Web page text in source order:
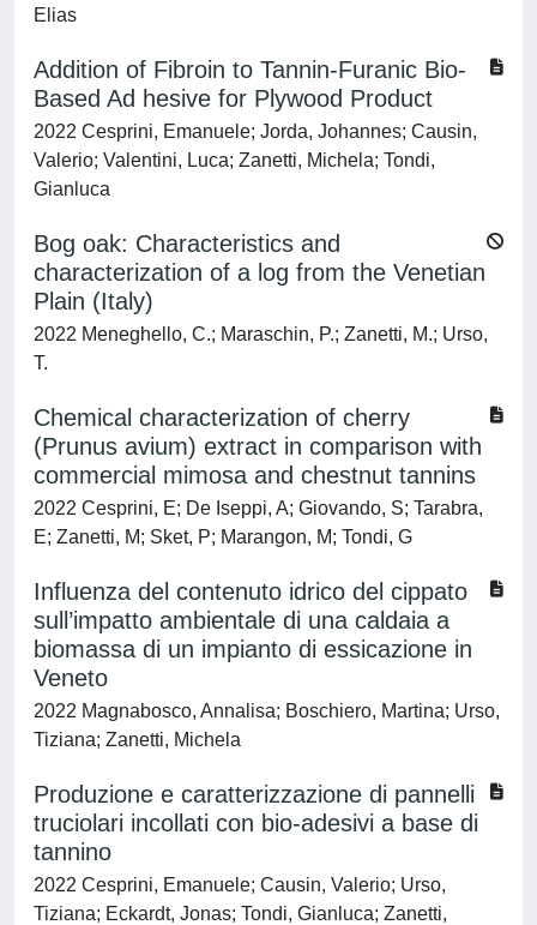
Elias
Addition of Fibroin to Tannin-Furanic Bio-
Based Ad hesive for Plywood Product
2022 Cesprini, Emanuele; Jorda, Johannes; Causin,
Valerio; Valentini, Luca; Zanetti, Michela; Tondi,
Gianluca
Bog oak: Characteristics and
characterization of a log from the Venetian
Plain (Italy)
2022 Meneghello, C.; Maraschin, P.; Zanetti, M.; Urso,
T.
Chemical characterization of cherry
(Prunus avium) extract in comparison with
commercial mimosa and chestnut tannins
2022 Cesprini, E; De Iseppi, A; Giovando, S; Tarabra,
E; Zanetti, M; Sket, P; Marangon, M; Tondi, G
Influenza del contenuto idrico del cippato
sull’impatto ambientale di una caldaia a
biomassa di un impianto di essicazione in
Veneto
2022 Magnabosco, Annalisa; Boschiero, Martina; Urso,
Tiziana; Zanetti, Michela
Produzione e caratterizzazione di pannelli
truciolari incollati con bio-adesivi a base di
tannino
2022 Cesprini, Emanuele; Causin, Valerio; Urso,
Tiziana; Eckardt, Jonas; Tondi, Gianluca; Zanetti,